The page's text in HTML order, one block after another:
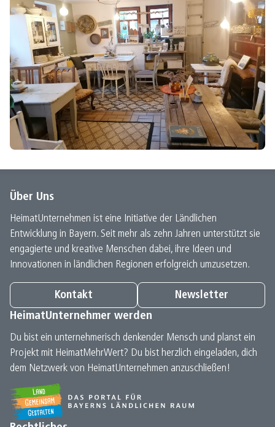
Über Uns
HeimatUnternehmen ist eine Initiative der Ländlichen
Entwicklung in Bayern. Seit mehr als zehn Jahren unterstützt sie
engagierte und kreative Menschen dabei, ihre Ideen und
Innovationen in ländlichen Regionen erfolgreich umzusetzen.
Kontakt
Newsletter
HeimatUnternehmer werden
Du bist ein unternehmerisch denkender Mensch und planst ein
Projekt mit HeimatMehrWert? Du bist herzlich eingeladen, dich
dem Netzwerk von HeimatUnternehmen anzuschließen!